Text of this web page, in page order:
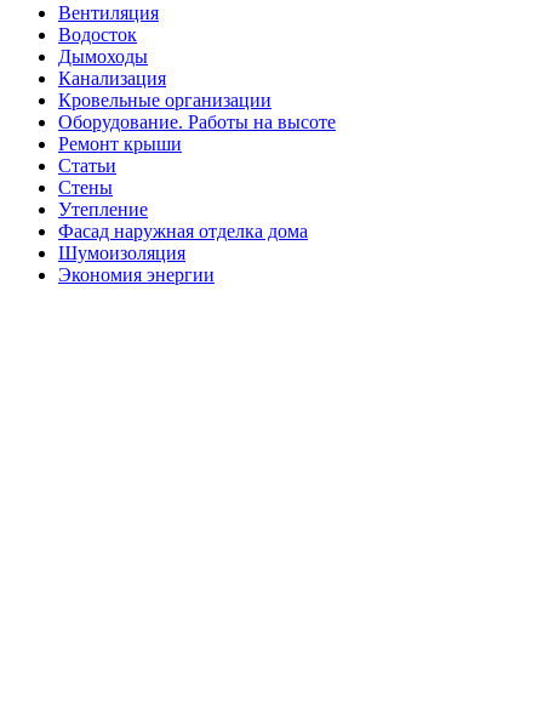
Вентиляция
Водосток
Дымоходы
Канализация
Кровельные организации
Оборудование. Работы на высоте
Ремонт крыши
Статьи
Стены
Утепление
Фасад наружная отделка дома
Шумоизоляция
Экономия энергии